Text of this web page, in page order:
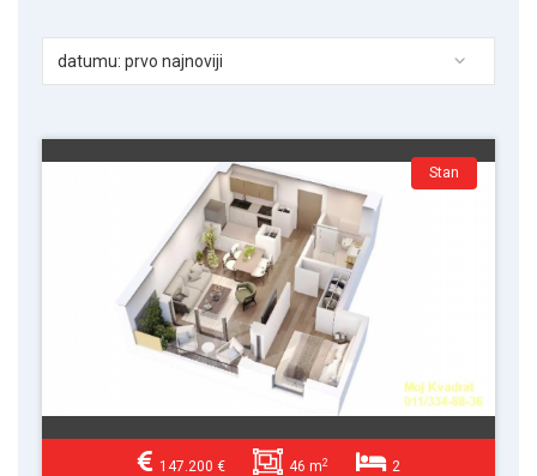
datumu: prvo najnoviji
Stan
147.200 € 46 m2 2